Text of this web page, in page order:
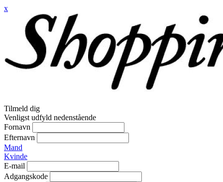
x
Tilmeld dig
Venligst udfyld nedenstående
Fornavn
Efternavn
Mand
Kvinde
E-mail
Adgangskode